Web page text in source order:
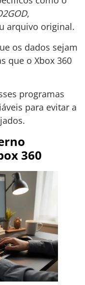
,
arquivo original.
os dados sejam
que o Xbox 360
programas
para evitar a
360